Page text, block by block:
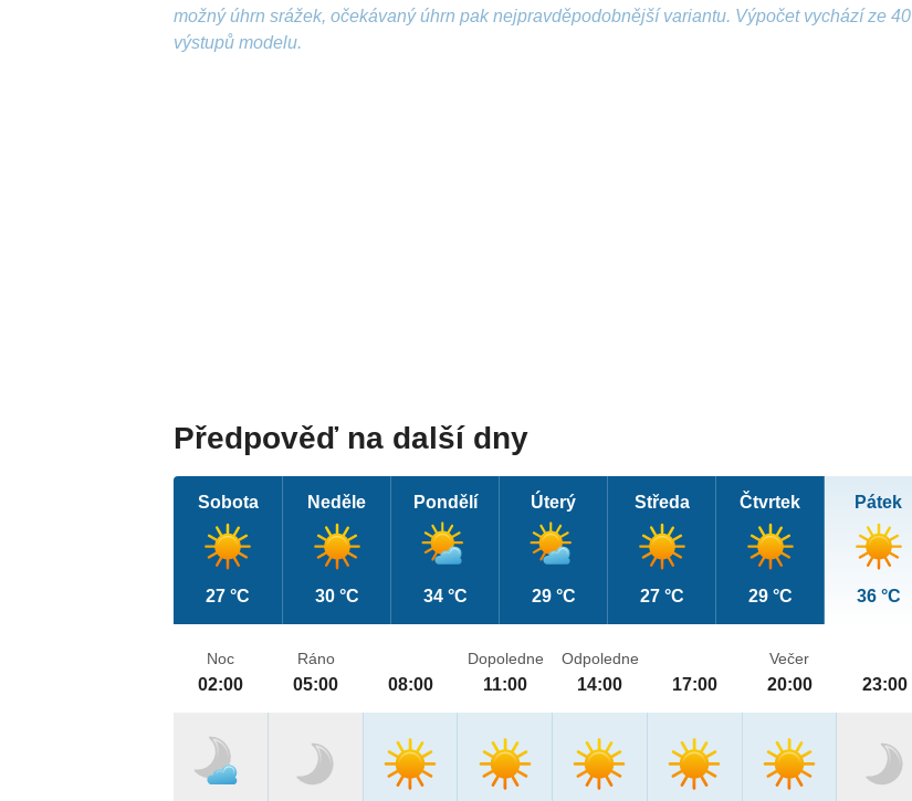
možný úhrn srážek, očekávaný úhrn pak nejpravděpodobnější variantu. Výpočet vychází ze 40
výstupů modelu.
Předpověď na další dny
Sobota
27 °C
Neděle
30 °C
Pondělí
34 °C
Úterý
29 °C
Středa
27 °C
Čtvrtek
29 °C
Pátek
36 °C
Noc
02:00
Ráno
05:00 08:00
Dopoledne
11:00
Odpoledne
14:00 17:00
Večer
20:00 23:00